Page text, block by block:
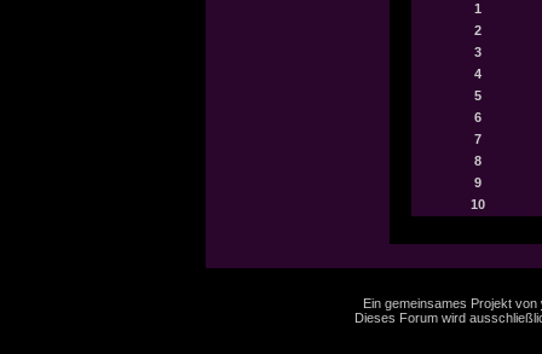
1
2
3
4
5
6
7
8
9
10
Ein gemeinsames Projekt von
Dieses Forum wird